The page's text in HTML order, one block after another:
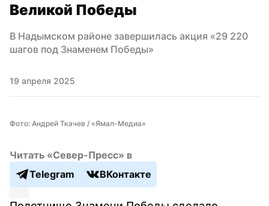
Великой Победы
В Надымском районе завершилась акция «29 220
шагов под Знаменем Победы»
19 апреля 2025
Фото: Андрей Ткачев / «Ямал-Медиа»
Читать «Север-Пресс» в
Telegram
ВКонтакте